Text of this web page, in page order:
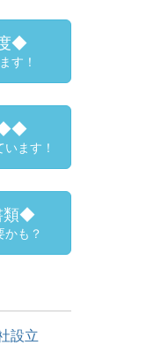
◆
す！
◆◆
ます！
類◆
かも？
設立